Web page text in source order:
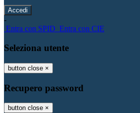
-
Entra con SPID Entra con CIE
Seleziona utente
button close ×
Recupero password
button close ×